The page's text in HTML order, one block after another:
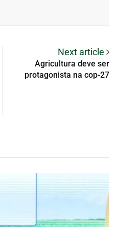
Next article
Agricultura deve ser
protagonista na cop-27